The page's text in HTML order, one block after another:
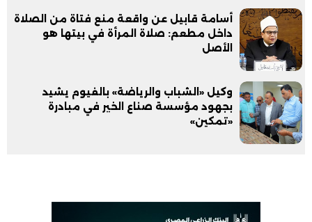
أسامة قابيل عن واقعة منع فتاة من الصلاة
داخل مطعم: صلاة المرأة في بيتها هو
الأصل
وكيل «الشباب والرياضة» بالفيوم يشيد
بجهود مؤسسة صناع الخير في مبادرة
«تمكين»